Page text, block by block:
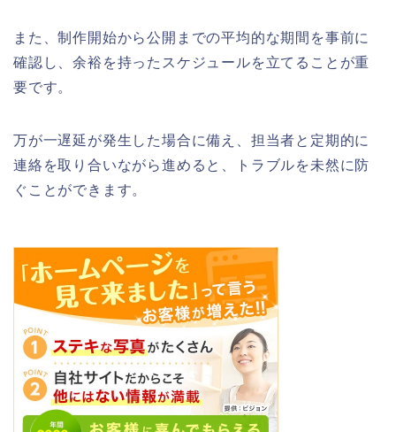
また、制作開始から公開までの平均的な期間を事前に
確認し、余裕を持ったスケジュールを立てることが重
要です。
万が一遅延が発生した場合に備え、担当者と定期的に
連絡を取り合いながら進めると、トラブルを未然に防
ぐことができます。